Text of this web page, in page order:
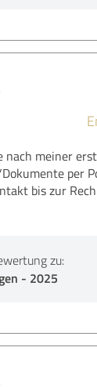
nach meiner
per
bis zur
zu:
- 2025